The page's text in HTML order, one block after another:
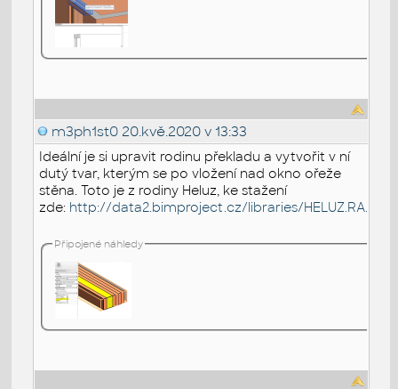
m3ph1st0 20.kvě.2020 v 13:33
Ideální je si upravit rodinu překladu a vytvořit v ní
dutý tvar, kterým se po vložení nad okno ořeže
stěna. Toto je z rodiny Heluz, ke stažení
zde: http://data2.bimproject.cz/libraries/
Připojené náhledy